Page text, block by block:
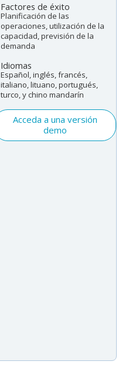
Factores de éxito
Planificación de las
operaciones, utilización de la
capacidad, previsión de la
demanda
Idiomas
Español, inglés, francés,
italiano, lituano, portugués,
turco, y chino mandarín
Acceda a una versión
demo